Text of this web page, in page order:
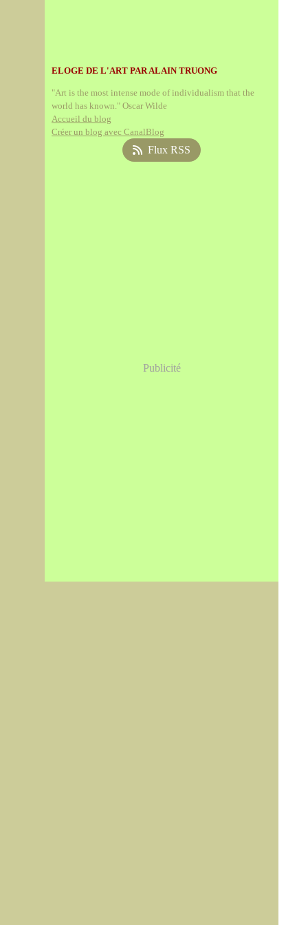
ELOGE DE L'ART PAR ALAIN TRUONG
"Art is the most intense mode of individualism that the
world has known." Oscar Wilde
Accueil du blog
Créer un blog avec CanalBlog
Flux RSS
Publicité